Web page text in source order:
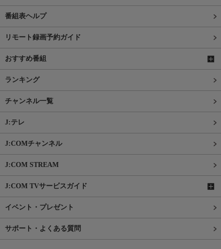
番組表ヘルプ
リモート録画予約ガイド
おすすめ番組
ランキング
チャンネル一覧
J:テレ
J:COMチャンネル
J:COM STREAM
J:COM TVサービスガイド
イベント・プレゼント
サポート・よくある質問